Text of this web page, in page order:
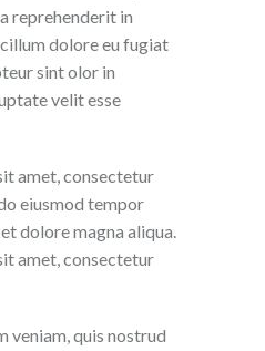
reprehenderit in
dolore eu fugiat
sint olor in
velit esse
amet, consectetur
eiusmod tempor
dolore magna aliqua.
amet, consectetur
veniam, quis nostrud